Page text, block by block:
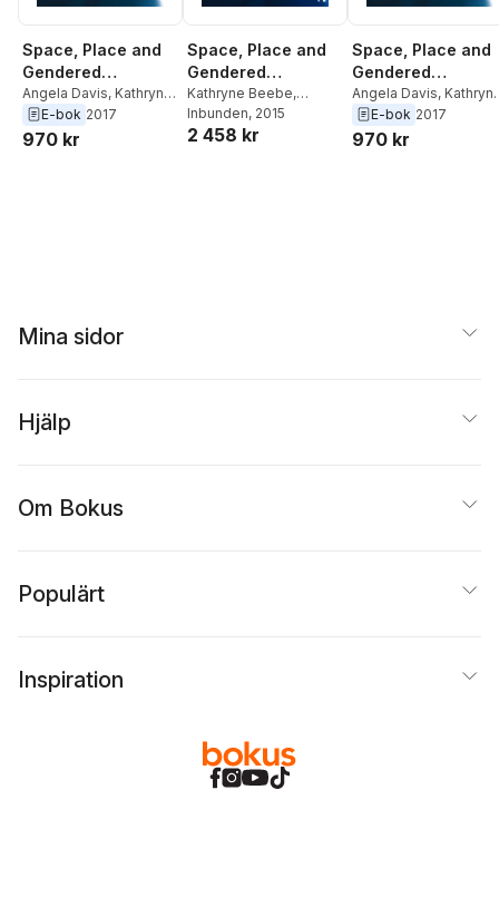
Space, Place and
Gendered
Identities
Angela Davis, Kathryne
Beebe
E-bok 2017
970 kr
Space, Place and
Gendered
Identities
Kathryne Beebe,
Angela Davis
Inbunden, 2015
2 458 kr
Space, Place and
Gendered
Identities
Angela Davis,
Beebe
E-bok 2017
970 kr
Mina sidor
Hjälp
Om Bokus
Populärt
Inspiration